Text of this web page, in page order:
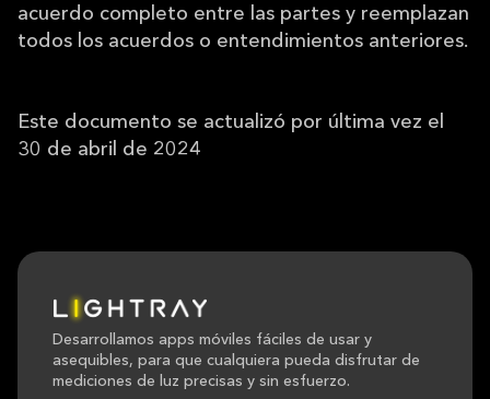
acuerdo completo entre las partes y reemplazan
todos los acuerdos o entendimientos anteriores.
Este documento se actualizó por última vez el
30 de abril de 2024
Desarrollamos apps móviles fáciles de usar y
asequibles, para que cualquiera pueda disfrutar de
mediciones de luz precisas y sin esfuerzo.